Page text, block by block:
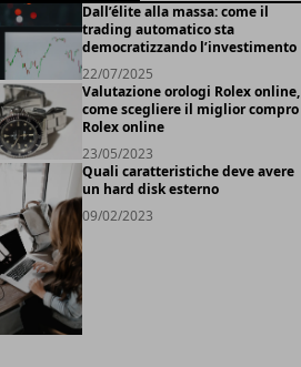
Dall’élite alla massa: come il
trading automatico sta
democratizzando l’investimento
22/07/2025
Valutazione orologi Rolex online,
come scegliere il miglior compro
Rolex online
23/05/2023
Quali caratteristiche deve avere
un hard disk esterno
09/02/2023